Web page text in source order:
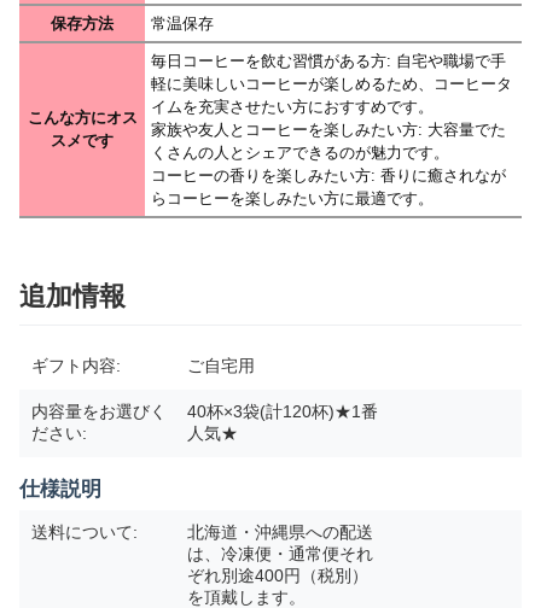
保存方法 常温保存
こんな方にオス
スメです
毎日コーヒーを飲む習慣がある方: 自宅や職場で手
軽に美味しいコーヒーが楽しめるため、コーヒータ
イムを充実させたい方におすすめです。
家族や友人とコーヒーを楽しみたい方: 大容量でた
くさんの人とシェアできるのが魅力です。
コーヒーの香りを楽しみたい方: 香りに癒されなが
らコーヒーを楽しみたい方に最適です。
追加情報
ギフト内容: ご自宅用
内容量をお選びく
ださい:
40杯×3袋(計120杯)★1番
人気★
仕様説明
送料について:
北海道・沖縄県への配送
は、冷凍便・通常便それ
ぞれ別途400円（税別）
を頂戴します。